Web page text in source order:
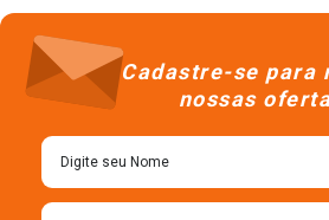
Cadastre-se para
nossas